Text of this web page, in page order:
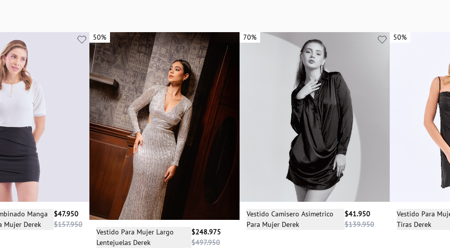
una talla
XS
Manga
Mujer Derek
$47.950
$157.950
50%
50%
Selecciona una talla
Vestido Para Mujer Largo
Lentejuelas Derek
$248.975
$497.950
70%
70%
Selecciona una talla
Vestido Camisero Asimetrico
Para Mujer Derek
$41.950
$139.950
50%
50%
Vestido Para
Tiras Derek